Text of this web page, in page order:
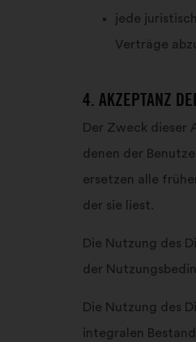
jede
Verträge
4. AKZEPTANZ
Der Zweck dieser
denen der
ersetzen alle
der sie liest.
Die Nutzung des
der
Die Nutzung des
integralen